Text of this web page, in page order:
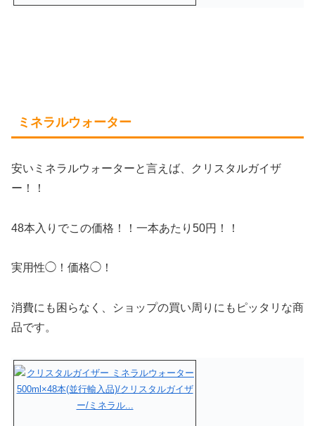
ミネラルウォーター
安いミネラルウォーターと言えば、クリスタルガイザ
ー！！
48本入りでこの価格！！一本あたり50円！！
実用性◯！価格◯！
消費にも困らなく、ショップの買い周りにもピッタリな商
品です。